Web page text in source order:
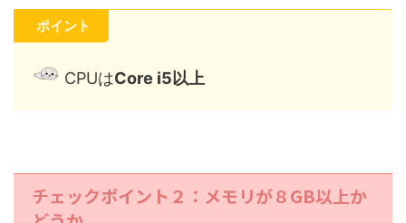
ポイント
CPUはCore i5以上
チェックポイント２：メモリが８GB以上か